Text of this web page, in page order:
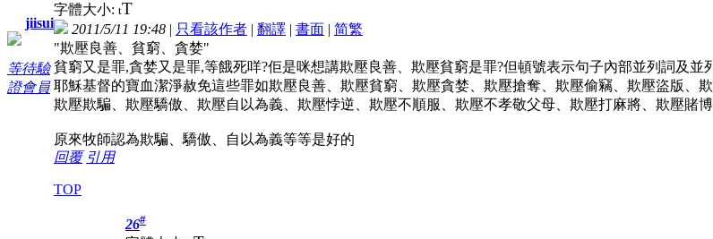
jiisui
等待驗
證會員
字體大小: tT
2011/5/11 19:48 | 只看該作者 | 翻譯 | 書面 | 简繁
"欺壓良善、貧窮、貪婪"
貧窮又是罪,貪婪又是罪,等餓死咩?佢是咪想講欺壓良善、欺壓貧窮是罪?但頓號表示句子內部並列詞及
耶穌基督的寶血潔淨赦免這些罪如欺壓良善、欺壓貧窮、欺壓貪婪、欺壓搶奪、欺壓偷竊、欺壓盜版、
欺壓欺騙、欺壓驕傲、欺壓自以為義、欺壓悖逆、欺壓不順服、欺壓不孝敬父母、欺壓打麻將、欺壓賭
原來牧師認為欺騙、驕傲、自以為義等等是好的
回覆 引用
TOP
26#